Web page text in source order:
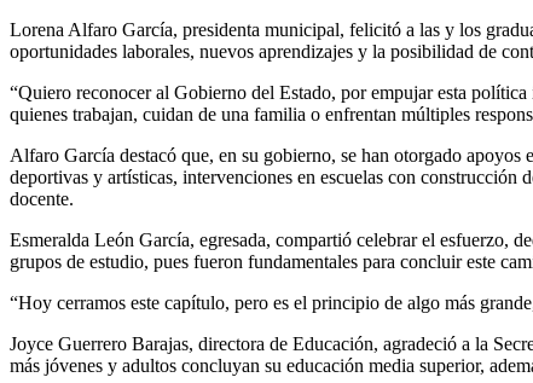
Lorena Alfaro García, presidenta municipal, felicitó a las y los
oportunidades laborales, nuevos aprendizajes y la posibilidad de
“Quiero reconocer al Gobierno del Estado, por empujar esta
quienes trabajan, cuidan de una familia o enfrentan múltiples
Alfaro García destacó que, en su gobierno, se han otorgado
deportivas y artísticas, intervenciones en escuelas con construcción
docente.
Esmeralda León García, egresada, compartió celebrar el esfuerzo,
grupos de estudio, pues fueron fundamentales para concluir este
“Hoy cerramos este capítulo, pero es el principio de algo más
Joyce Guerrero Barajas, directora de Educación, agradeció a la
más jóvenes y adultos concluyan su educación media superior,